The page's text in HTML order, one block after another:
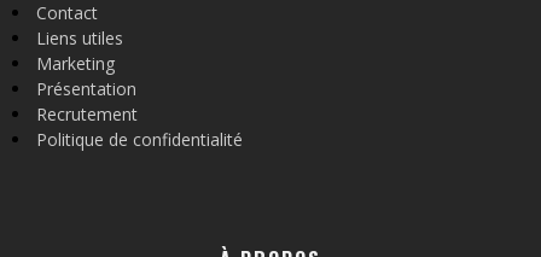
Contact
Liens utiles
Marketing
Présentation
Recrutement
Politique de confidentialité